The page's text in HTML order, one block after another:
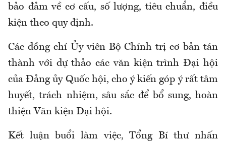
bảo đảm về cơ cấu, số lượng, tiêu chuẩn, điều
kiện theo quy định.
Các đồng chí Ủy viên Bộ Chính trị cơ bản tán
thành với dự thảo các văn kiện trình Đại hội
của Đảng ủy Quốc hội, cho ý kiến góp ý rất tâm
huyết, trách nhiệm, sâu sắc để bổ sung, hoàn
thiện Văn kiện Đại hội.
Kết luận buổi làm việc, Tổng Bí thư nhấn